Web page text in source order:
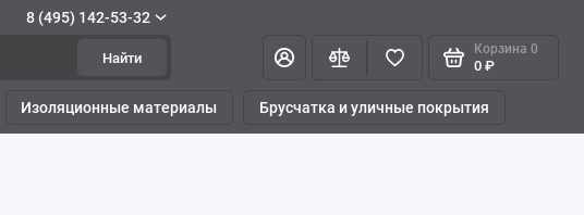
8 (495) 142-53-32
Найти
Корзина 0
0 ₽
Изоляционные материалы Брусчатка и уличные покрытия